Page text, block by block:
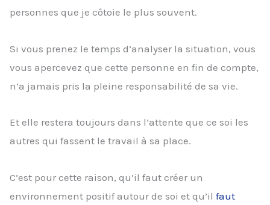
personnes que je côtoie le plus souvent.
Si vous prenez le temps d’analyser la situation, vous
vous apercevez que cette personne en fin de compte,
n’a jamais pris la pleine responsabilité de sa vie.
Et elle restera toujours dans l’attente que ce soi les
autres qui fassent le travail à sa place.
C’est pour cette raison, qu’il faut créer un
environnement positif autour de soi et qu’il faut